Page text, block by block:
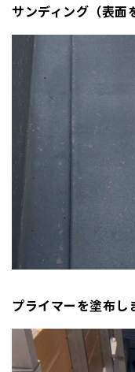
サンディング（表面
プライマーを塗布し